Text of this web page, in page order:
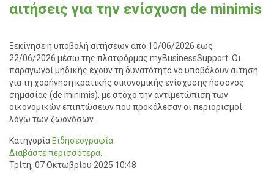
αιτήσεις για την ενίσχυση de minimis
Ξεκίνησε η υποβολή αιτήσεων από 10/06/2026 έως
22/06/2026 μέσω της πλατφόρμας myBusinessSupport. Οι
παραγωγοί μηδικής έχουν τη δυνατότητα να υποβάλουν αίτηση
για τη χορήγηση κρατικής οικονομικής ενίσχυσης ήσσονος
σημασίας (de minimis), με στόχο την αντιμετώπιση των
οικονομικών επιπτώσεων που προκάλεσαν οι περιορισμοί
λόγω των ζωονόσων.
Κατηγορία Ειδησεογραφία
Διαβάστε περισσότερα...
Τρίτη, 07 Οκτωβρίου 2025 10:48